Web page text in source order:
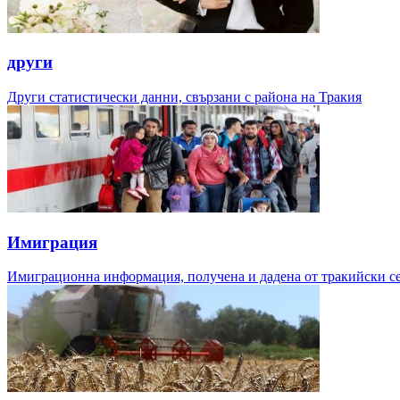
други
Други статистически данни, свързани с района на Тракия
Имиграция
Имиграционна информация, получена и дадена от тракийски